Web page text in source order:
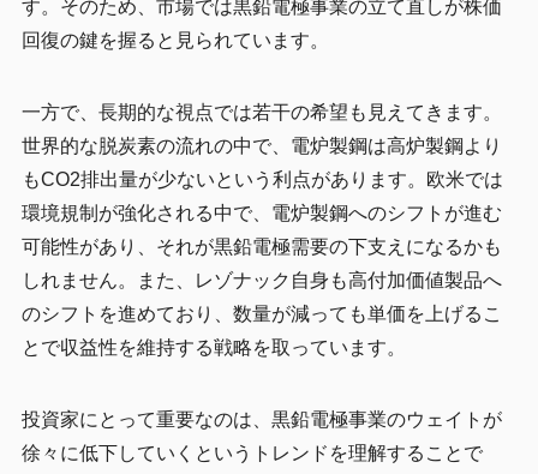
す。そのため、市場では黒鉛電極事業の立て直しが株価
回復の鍵を握ると見られています。
一方で、長期的な視点では若干の希望も見えてきます。
世界的な脱炭素の流れの中で、電炉製鋼は高炉製鋼より
もCO2排出量が少ないという利点があります。欧米では
環境規制が強化される中で、電炉製鋼へのシフトが進む
可能性があり、それが黒鉛電極需要の下支えになるかも
しれません。また、レゾナック自身も高付加価値製品へ
のシフトを進めており、数量が減っても単価を上げるこ
とで収益性を維持する戦略を取っています。
投資家にとって重要なのは、黒鉛電極事業のウェイトが
徐々に低下していくというトレンドを理解することで